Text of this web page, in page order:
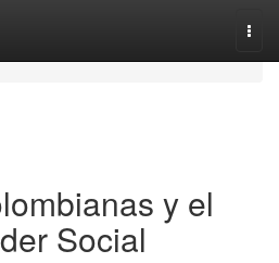
y el
Social